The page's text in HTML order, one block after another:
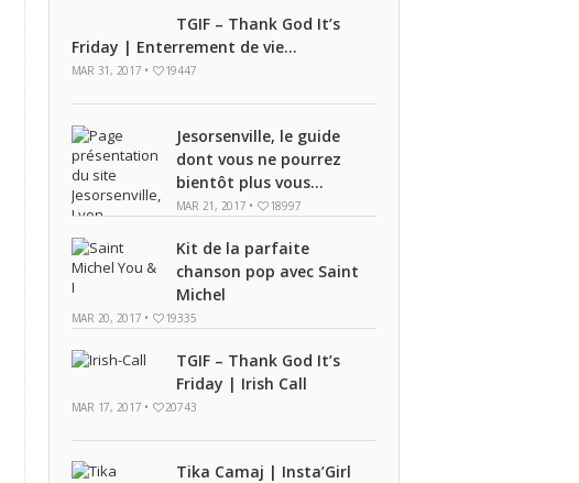
TGIF – Thank God It’s
Friday | Enterrement de vie...
MAR 31, 2017 • 19447
Jesorsenville, le guide
dont vous ne pourrez
bientôt plus vous...
MAR 21, 2017 • 18997
Kit de la parfaite
chanson pop avec Saint
Michel
MAR 20, 2017 • 19335
TGIF – Thank God It’s
Friday | Irish Call
MAR 17, 2017 • 20743
Tika Camaj | Insta’Girl